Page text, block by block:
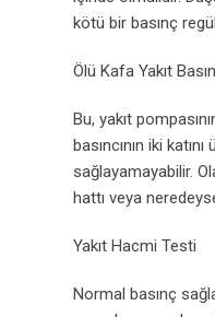
kötü bir basınç
Ölü Kafa Yakıt
Bu, yakıt
basıncının iki
sağlayamayabilir.
hattı veya
Yakıt Hacmi Testi
Normal basınç